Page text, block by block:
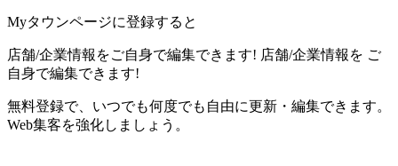
Myタウンページに登録すると
店舗/企業情報をご自身で編集できます! 店舗/企業情報を ご
自身で編集できます!
無料登録で、いつでも何度でも自由に更新・編集できます。
Web集客を強化しましょう。